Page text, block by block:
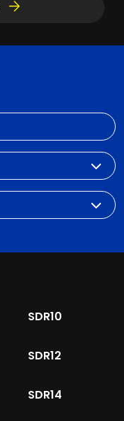
SDR10
SDR12
SDR14